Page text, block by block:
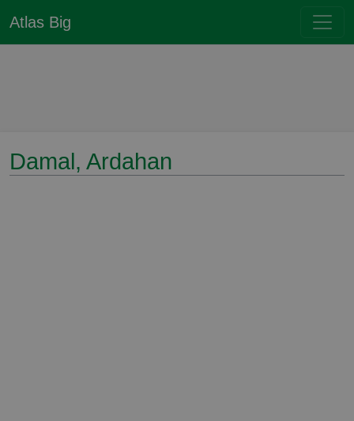
Atlas Big
Damal, Ardahan